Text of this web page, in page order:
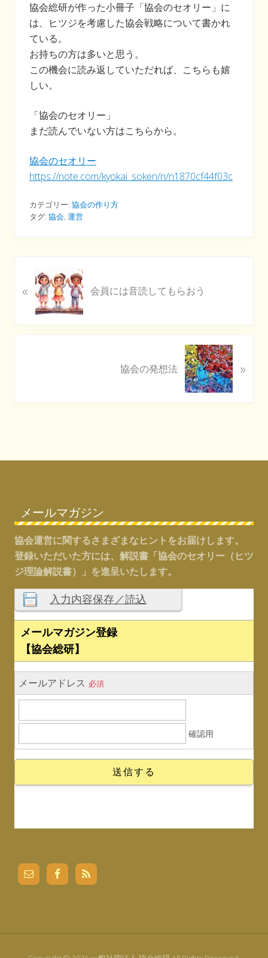
協会総研が作った小冊子「協会のセオリー」に
は、ヒツジを考慮した協会戦略について書かれ
ている。
お持ちの方は多いと思う。
この機会に読み返していただれば、こちらも嬉
しい。
「協会のセオリー」
まだ読んでいない方はこちらから。
協会のセオリー
https://note.com/kyokai_soken/n/n1870cf44f03c
カテゴリー: 協会の作り方
タグ: 協会, 運営
r
« 会員には音読してもらおう
協会の発想法 »
メールマガジン
協会運営に関するさまざまなヒントをお届けします。
登録いただいた方には、解説書「協会のセオリー（ヒツ
ジ理論解説書）」を進呈いたします。